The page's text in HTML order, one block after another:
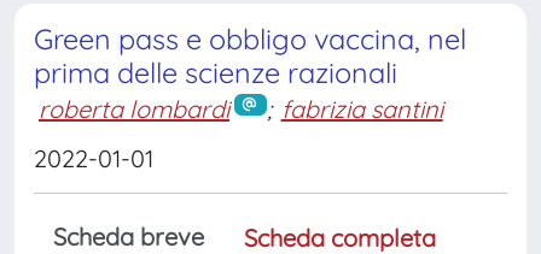
Green pass e obbligo vaccina, nel
prima delle scienze razionali
roberta lombardi ; fabrizia santini
2022-01-01
Scheda breve
Scheda completa